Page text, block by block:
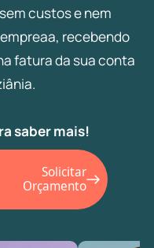
custos e nem
recebendo
fatura da sua conta
saber mais!
Solicitar
Orçamento